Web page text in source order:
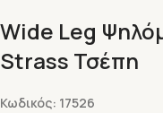
Wide Leg
Strass Τσέπη
Κωδικός: 17526